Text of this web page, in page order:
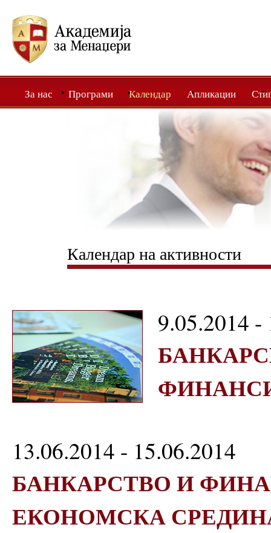
За нас Програми Календар Апликации
Календар на активности
9.05.2014 -
13.06.2014 - 15.06.2014
БАНКАРСТВО И
ЕКОНОМСКА